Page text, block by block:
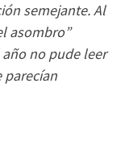
semejante. Al
asombro”
no pude leer